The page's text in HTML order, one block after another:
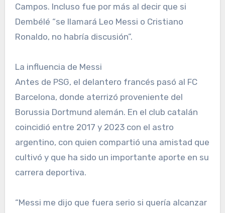
Campos. Incluso fue por más al decir que si
Dembélé “se llamará Leo Messi o Cristiano
Ronaldo, no habría discusión”.
La influencia de Messi
Antes de PSG, el delantero francés pasó al FC
Barcelona, donde aterrizó proveniente del
Borussia Dortmund alemán. En el club catalán
coincidió entre 2017 y 2023 con el astro
argentino, con quien compartió una amistad que
cultivó y que ha sido un importante aporte en su
carrera deportiva.
“Messi me dijo que fuera serio si quería alcanzar